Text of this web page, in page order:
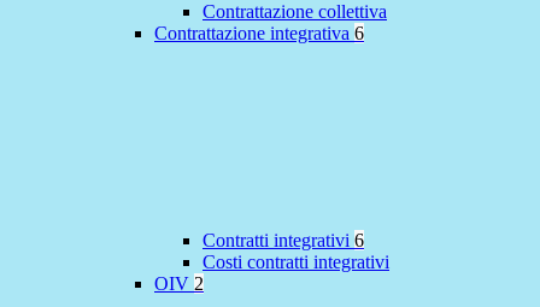
Contrattazione collettiva
Contrattazione integrativa 6
Contratti integrativi 6
Costi contratti integrativi
OIV 2